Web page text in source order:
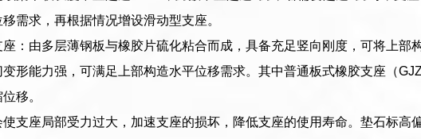
需求，再根据情况增设滑动型支座。
：由多层薄钢板与橡胶片硫化粘合而成，具备充足竖向刚度，可将上部
形能力强，可满足上部构造水平位移需求。其中普通板式橡胶支座（
移。
支座局部受力过大，加速支座的损坏，降低支座的使用寿命。垫石标高